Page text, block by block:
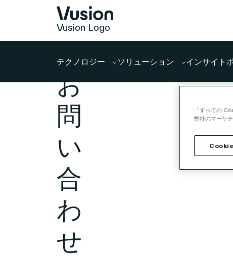
Vusion Logo
テクノロジー ソリューション インサイト
お
問
い
合
わ
せ
「すべての
弊社のマーケ
Cookie